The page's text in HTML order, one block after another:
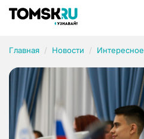
Главная Новости Интересное